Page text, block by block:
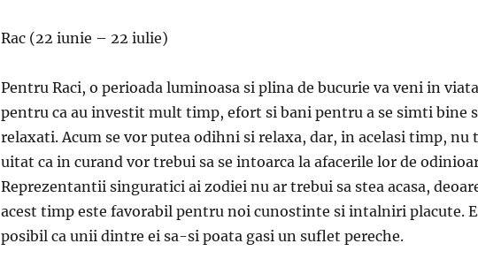
Rac (22 iunie – 22 iulie)
Pentru Raci, o perioada luminoasa si plina de bucurie va veni in
pentru ca au investit mult timp, efort si bani pentru a se simti bine
relaxati. Acum se vor putea odihni si relaxa, dar, in acelasi timp, nu
uitat ca in curand vor trebui sa se intoarca la afacerile lor de
Reprezentantii singuratici ai zodiei nu ar trebui sa stea acasa,
acest timp este favorabil pentru noi cunostinte si intalniri placute.
posibil ca unii dintre ei sa-si poata gasi un suflet pereche.